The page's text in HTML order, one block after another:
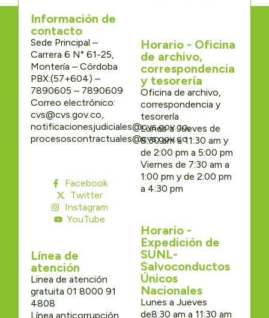
Información de
contacto
Sede Principal –
Carrera 6 N° 61-25,
Montería – Córdoba
PBX:(57+604) –
7890605 – 7890609
Correo electrónico:
cvs@cvs.gov.co,
notificacionesjudiciales@cvs.gov.co,
procesoscontractuales@cvs.gov.co
Facebook
Twitter
Instagram
YouTube
Línea de
atención
Linea de atención
gratuita 01 8000 91
4808
Línea anticorrupción
Horario - Oficina
de archivo,
correspondencia
y tesorería
Oficina de archivo,
correspondencia y
tesorería
Lunes a Jueves de
8:30 am a 11:30 am y
de 2:00 pm a 5:00 pm
Viernes de 7:30 am a
1:00 pm y de 2:00 pm
a 4:30 pm
Horario -
Expedición de
SUNL-
Salvoconductos
Únicos
Nacionales
Lunes a Jueves
de8:30 am a 11:30 am